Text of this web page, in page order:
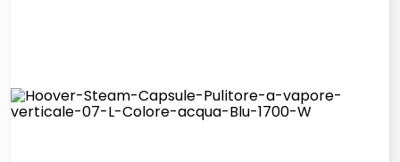
airpods
pattumiera raccolta differenziata